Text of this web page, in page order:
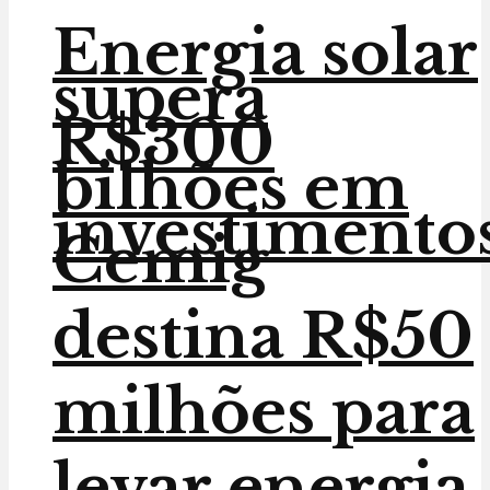
Energia solar
supera
R$300
bilhões em
Cemig
destina R$50
milhões para